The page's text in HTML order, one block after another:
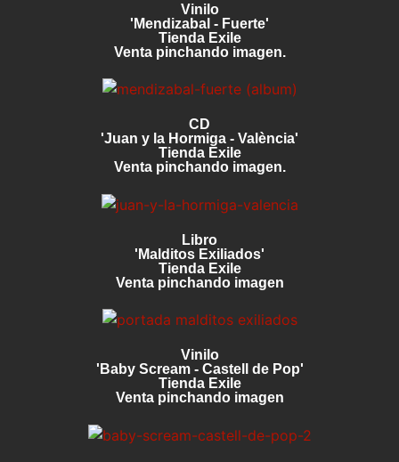
Vinilo
'Mendizabal - Fuerte'
Tienda Exile
Venta pinchando imagen.
CD
'Juan y la Hormiga - València'
Tienda Exile
Venta pinchando imagen.
Libro
'Malditos Exiliados'
Tienda Exile
Venta pinchando imagen
Vinilo
'Baby Scream - Castell de Pop'
Tienda Exile
Venta pinchando imagen